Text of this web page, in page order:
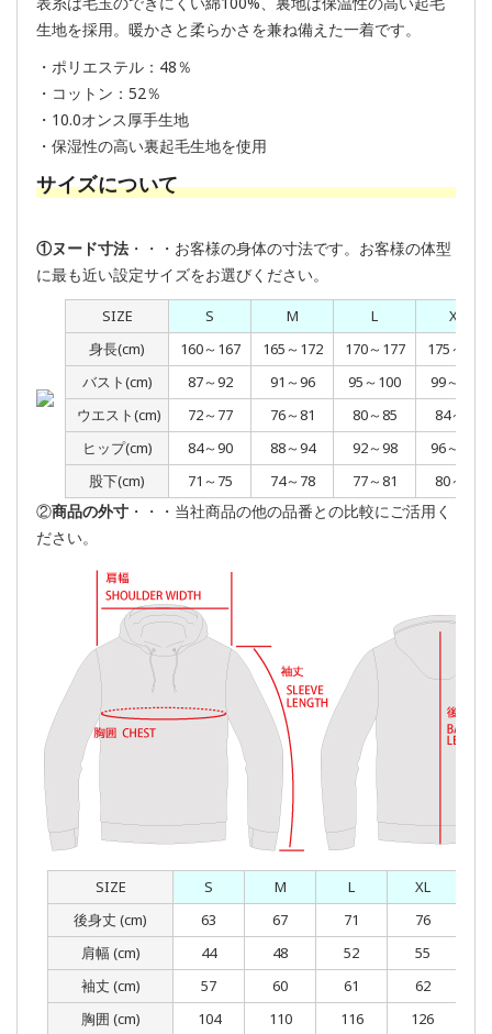
生地を採用。暖かさと柔らかさを兼ね備えた一着です。
・ポリエステル：48％
・コットン：52％
・10.0オンス厚手生地
・保湿性の高い裏起毛生地を使用
サイズについて
①ヌード寸法 ・・・お客様の身体の寸法です。お客様の体型
に最も近い設定サイズをお選びください。
SIZE S M L
XL
身長(cm)
160～167 165～172 170～177
175～182
バスト(cm)
87～92 91～96 95～100
99～104
ウエスト(cm)
72～77 76～81 80～85
84～89
ヒップ(cm)
84～90 88～94 92～98
96～102
股下(cm)
71～75 74～78 77～81 80～84
②商品の外寸 ・・・当社商品の他の品番との比較にご活用く
ださい。
SIZE S M L
XL
後身丈 (cm)
63 67 71
76
肩幅 (cm)
44 48 52
55
袖丈 (cm)
57 60 61
62
胸囲 (cm)
104 110 116 126